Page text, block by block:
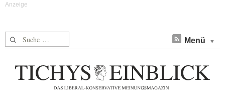
Suche nach: Menü